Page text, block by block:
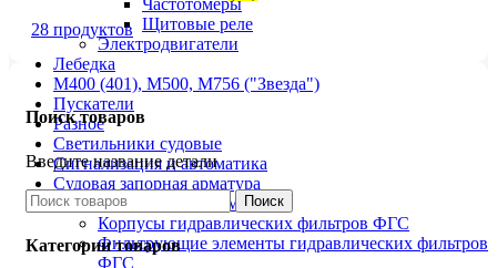
Частотомеры
Щитовые реле
Электродвигатели
Лебедка
М400 (401), М500, М756 ("Звезда")
Пускатели
Разное
Светильники судовые
Сигнализация и автоматика
Судовая запорная арматура
Фильтры и фильтроэлементы
Корпусы гидравлических фильтров ФГС
Фильтрующие элементы гидравлических фильтров
ФГС
28 продуктов
Поиск товаров
Введите название детали
Поиск
Категории товаров